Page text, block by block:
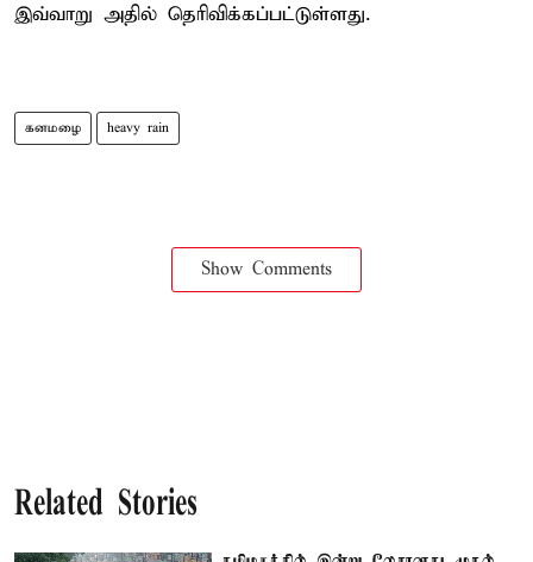
இவ்வாறு அதில் தெரிவிக்கப்பட்டுள்ளது.
கனமழை heavy rain
Show Comments
Related Stories